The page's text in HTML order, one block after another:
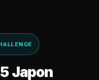
Japon